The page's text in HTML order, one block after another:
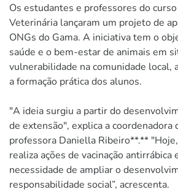
Os estudantes e professores do
Veterinária lançaram um projeto de
ONGs do Gama. A iniciativa tem o
saúde e o bem-estar de animais em
vulnerabilidade na comunidade local,
a formação prática dos alunos.
"A ideia surgiu a partir do
de extensão", explica a coordenadora
professora Daniella Ribeiro**.**
realiza ações de vacinação antirrábica
necessidade de ampliar o
responsabilidade social”, acrescenta.